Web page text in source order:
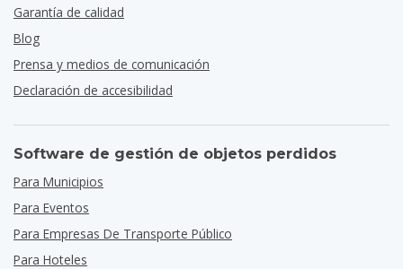
Garantía de calidad
Blog
Prensa y medios de comunicación
Declaración de accesibilidad
Software de gestión de objetos perdidos
Para Municipios
Para Eventos
Para Empresas De Transporte Público
Para Hoteles